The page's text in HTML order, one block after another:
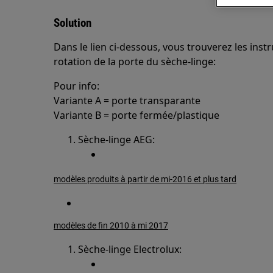
Solution
Dans le lien ci-dessous, vous trouverez les
rotation de la porte du sèche-linge:
Pour info:
Variante A = porte transparante
Variante B = porte fermée/plastique
Sèche-linge AEG:
modèles produits à partir de mi-2016 et plus tard
modèles de fin 2010 à mi 2017
Sèche-linge Electrolux: